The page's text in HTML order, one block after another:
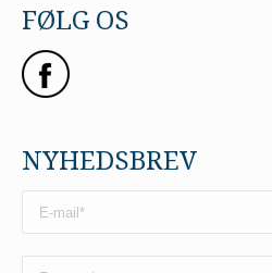
FØLG OS
NYHEDSBREV